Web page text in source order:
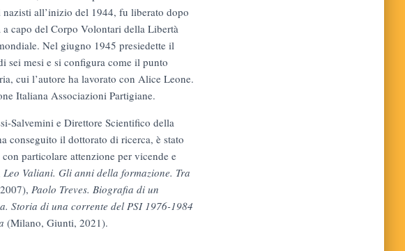
all’inizio del 1944, fu liberato dopo
capo del Corpo Volontari della Libertà
Nel giugno 1945 presiedette il
sei mesi e si configura come il punto
cui l’autore ha lavorato con Alice Leone.
Italiana Associazioni Partigiane.
Salvemini e Direttore Scientifico della
conseguito il dottorato di ricerca, è stato
particolare attenzione per vicende e
Leo Valiani. Gli anni della formazione. Tra
Paolo Treves. Biografia di un
Storia di una corrente del PSI 1976-1984
(Milano, Giunti, 2021).